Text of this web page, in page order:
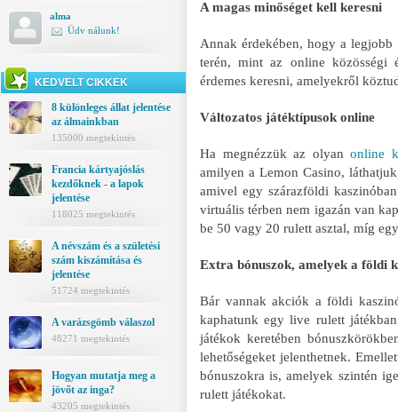
alma
Üdv nálunk!
KEDVELT CIKKEK
8 különleges állat jelentése
az álmainkban
135000 megtekintés
Francia kártyajóslás
kezdőknek - a lapok
jelentése
118025 megtekintés
A névszám és a születési
szám kiszámítása és
jelentése
51724 megtekintés
A varázsgömb válaszol
48271 megtekintés
Hogyan mutatja meg a
jövőt az inga?
43205 megtekintés
A magas minőséget kell keresni
Annak érdekében, hogy a
terén, mint az online közösségi
érdemes keresni, amelyekről
Változatos játéktípusok online
Ha megnézzük az olyanonline
amilyen a Lemon Casino,
amivel egy szárazföldi
virtuális térben nem igazán van
be 50 vagy 20 rulett asztal, míg
Extra bónuszok, amelyek a földi
Bár vannak akciók a földi
kaphatunk egy live rulett
játékok keretében
lehetőségeket jelenthetnek.
bónuszokra is, amelyek szintén
rulett játékokat.